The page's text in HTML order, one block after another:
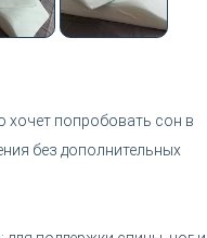
хочет попробовать сон в
без дополнительных